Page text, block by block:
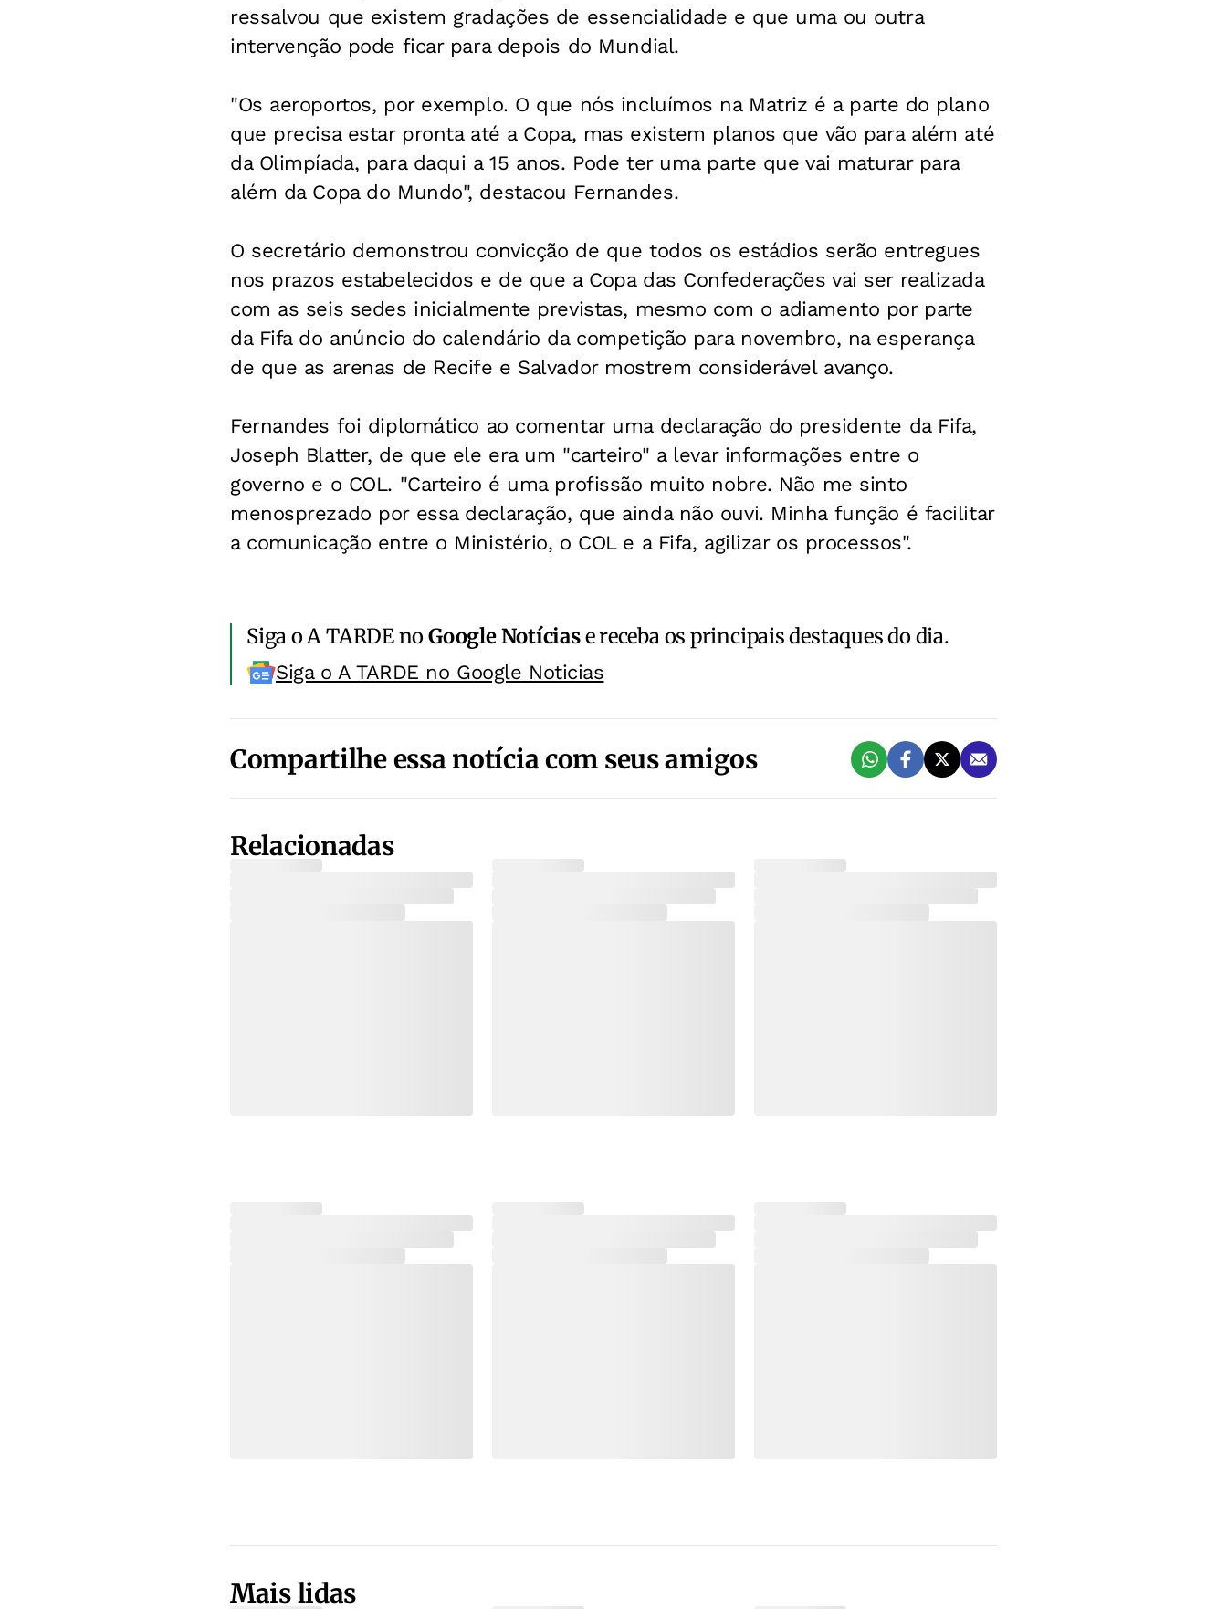
ressalvou que existem gradações de essencialidade e que uma ou outra
intervenção pode ficar para depois do Mundial.
"Os aeroportos, por exemplo. O que nós incluímos na Matriz é a parte do plano
que precisa estar pronta até a Copa, mas existem planos que vão para além até
da Olimpíada, para daqui a 15 anos. Pode ter uma parte que vai maturar para
além da Copa do Mundo", destacou Fernandes.
O secretário demonstrou convicção de que todos os estádios serão entregues
nos prazos estabelecidos e de que a Copa das Confederações vai ser realizada
com as seis sedes inicialmente previstas, mesmo com o adiamento por parte
da Fifa do anúncio do calendário da competição para novembro, na esperança
de que as arenas de Recife e Salvador mostrem considerável avanço.
Fernandes foi diplomático ao comentar uma declaração do presidente da Fifa,
Joseph Blatter, de que ele era um "carteiro" a levar informações entre o
governo e o COL. "Carteiro é uma profissão muito nobre. Não me sinto
menosprezado por essa declaração, que ainda não ouvi. Minha função é facilitar
a comunicação entre o Ministério, o COL e a Fifa, agilizar os processos".
Siga o A TARDE noGoogle Notíciase receba os principais destaques do dia.
Siga o A TARDE no Google Noticias
Compartilhe essa notícia com seus amigos
Relacionadas
Mais lidas